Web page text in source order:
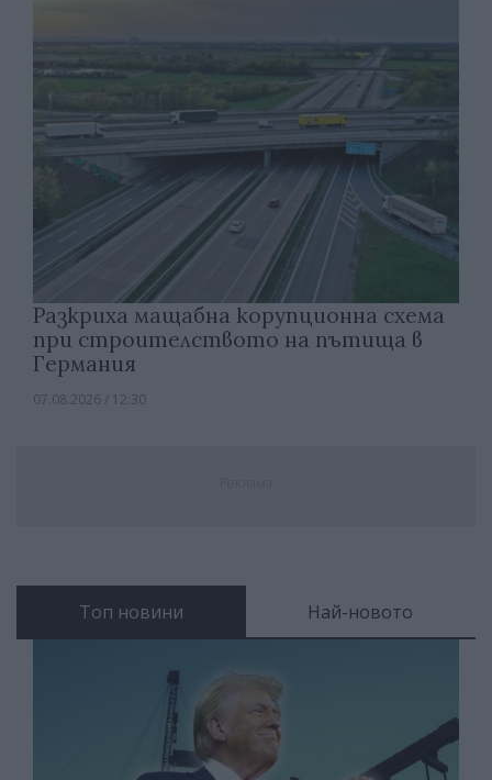
Разкриха мащабна корупционна схема
при строителството на пътища в
Германия
07.08.2026 / 12:30
Топ новини Най-новото